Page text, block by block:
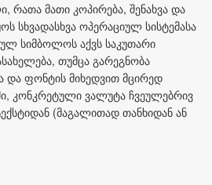
რათა მათი კოპირება, შენახვა და
სხვადასხვა ოპერაციულ სისტემასა
სიმბოლოს აქვს საკუთარი
თუმცა გარეგნობა
ფონტის მიხედვით მცირედ
კონკრეტული ვალუტა ჩვეულებრივ
(მაგალითად თანხიდან ან